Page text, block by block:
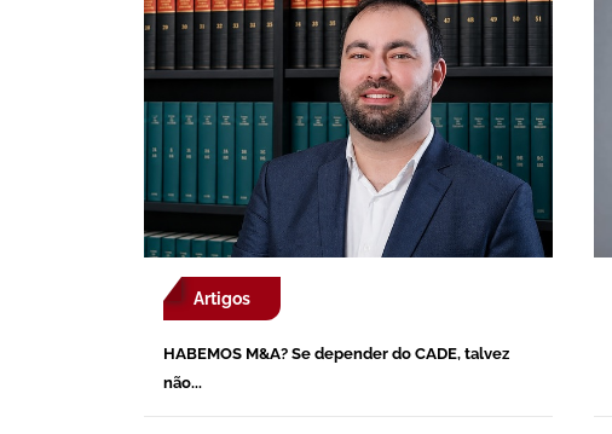
Artigos
HABEMOS M&A? Se depender do CADE, talvez
não...